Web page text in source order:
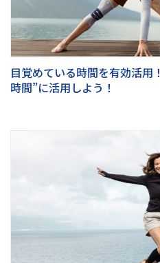
目覚めている時間を有効活用
時間”に活用しよう！